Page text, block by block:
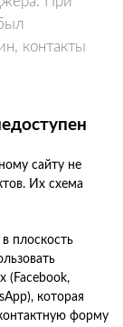
контакты
сайту не
Их схема
плоскость
(Facebook,
которая
форму